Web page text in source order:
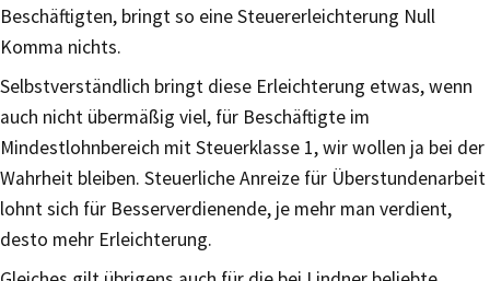
Beschäftigten, bringt so eine Steuererleichterung Null
Komma nichts.
Selbstverständlich bringt diese Erleichterung etwas, wenn
auch nicht übermäßig viel, für Beschäftigte im
Mindestlohnbereich mit Steuerklasse 1, wir wollen ja bei der
Wahrheit bleiben. Steuerliche Anreize für Überstundenarbeit
lohnt sich für Besserverdienende, je mehr man verdient,
desto mehr Erleichterung.